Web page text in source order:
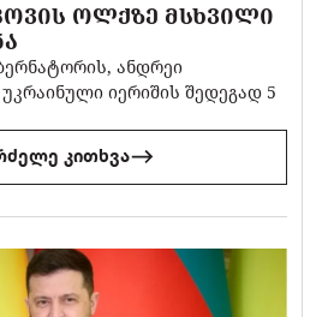
ᲝᲚᲥᲖᲔ ᲛᲡᲮᲕᲘᲚᲘ
ანდრეი
იერიშის შედეგად 5
კითხვა